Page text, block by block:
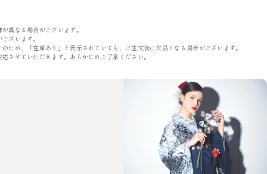
異なる場合がございます。
ざいます。
ため、「在庫あり」と表示されていても、ご注文後に欠品となる場合がございます。
させていただきます。あらかじめご了承ください。